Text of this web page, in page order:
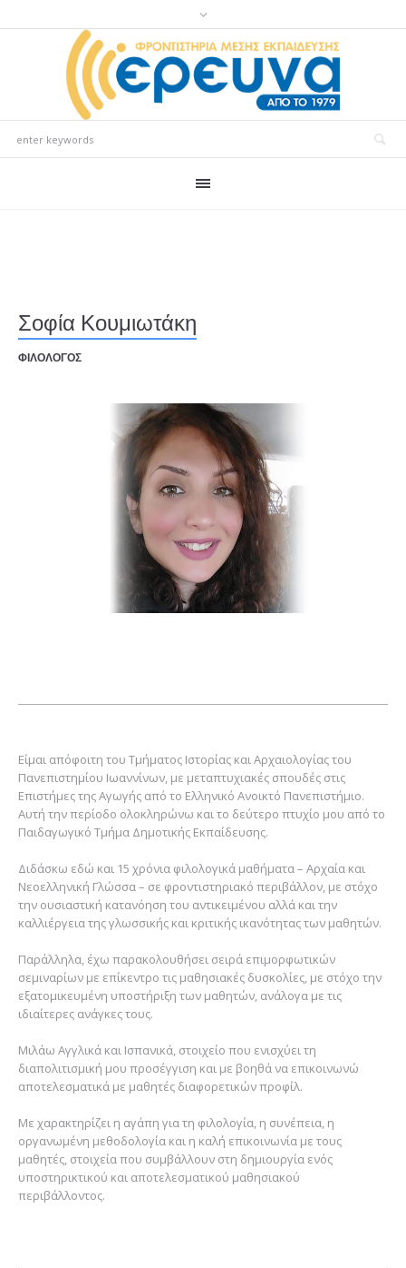
Σοφία Κουμιωτάκη
ΦΙΛΟΛΟΓΟΣ
Είμαι απόφοιτη του Τμήματος Ιστορίας και Αρχαιολογίας του
Πανεπιστημίου Ιωαννίνων, με μεταπτυχιακές σπουδές στις
Επιστήμες της Αγωγής από το Ελληνικό Ανοικτό Πανεπιστήμιο.
Αυτή την περίοδο ολοκληρώνω και το δεύτερο πτυχίο μου από το
Παιδαγωγικό Τμήμα Δημοτικής Εκπαίδευσης.
Διδάσκω εδώ και 15 χρόνια φιλολογικά μαθήματα – Αρχαία και
Νεοελληνική Γλώσσα – σε φροντιστηριακό περιβάλλον, με στόχο
την ουσιαστική κατανόηση του αντικειμένου αλλά και την
καλλιέργεια της γλωσσικής και κριτικής ικανότητας των μαθητών.
Παράλληλα, έχω παρακολουθήσει σειρά επιμορφωτικών
σεμιναρίων με επίκεντρο τις μαθησιακές δυσκολίες, με στόχο την
εξατομικευμένη υποστήριξη των μαθητών, ανάλογα με τις
ιδιαίτερες ανάγκες τους.
Μιλάω Αγγλικά και Ισπανικά, στοιχείο που ενισχύει τη
διαπολιτισμική μου προσέγγιση και με βοηθά να επικοινωνώ
αποτελεσματικά με μαθητές διαφορετικών προφίλ.
Με χαρακτηρίζει η αγάπη για τη φιλολογία, η συνέπεια, η
οργανωμένη μεθοδολογία και η καλή επικοινωνία με τους
μαθητές, στοιχεία που συμβάλλουν στη δημιουργία ενός
υποστηρικτικού και αποτελεσματικού μαθησιακού
περιβάλλοντος.